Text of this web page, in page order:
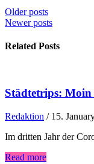
Older posts
Newer posts
Related Posts
Städtetrips:
Redaktion / 15.
Im dritten Jahr der
Read more